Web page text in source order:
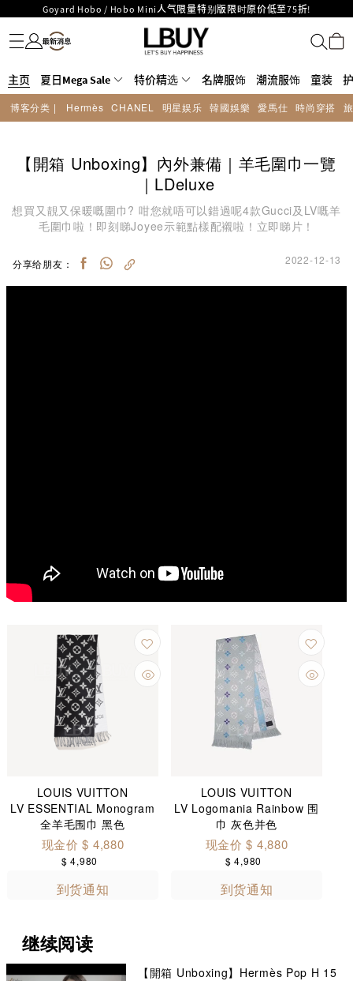
Goyard Hobo / Hobo Mini人气限量特别版限时原价低至75折!
LBuy呈献 - Hermès 及 Chanel 手袋及首饰低至6折，立即入手!
LBuy Nintendo Switch / Nintendo Switch 2 正规商品零售店登陆MOKO 4楼
重要通告：银行转帐及转数快付款注意事项
购物满HKD500即享免运费！
LBuy获香港知识产权署颁发2026《正版正货承诺》商标
名牌服饰
潮流服饰
童装
护肤美妆
香水香薰
个人护理
母婴护理
游戏及精品玩具
文仪用品
家居生活
电子产品
美食
医药保健
运动与户外用品
主页 夏日Mega Sale 特价精选 名牌服饰 潮流服饰 童装
博客分类 | Hermès CHANEL 明星娱乐 韓國娛樂 愛馬仕 時尚穿搭
【開箱 Unboxing】內外兼備｜羊毛圍巾一覽
｜LDeluxe
想買又靚又保暖嘅圍巾? 咁您就唔可以錯過呢4款Gucci及LV嘅羊
毛圍巾啦！即刻睇Joyee示範點樣配襯啦！立即睇片！
分享给朋友： 2022-12-13
LOUIS VUITTON
LV ESSENTIAL Monogram
全羊毛围巾 黑色
现金价 $ 4,880
$ 4,980
到货通知
LOUIS VUITTON
LV Logomania Rainbow 围
巾 灰色并色
现金价 $ 4,880
$ 4,980
到货通知
继续阅读
【開箱 Unboxing】Hermès Pop H 15